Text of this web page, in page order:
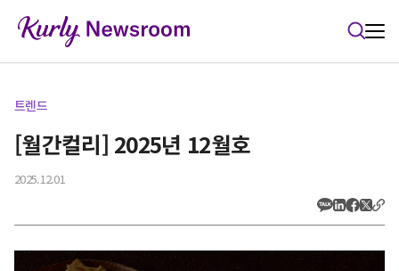
트렌드
[월간컬리] 2025년 12월호
2025.12.01